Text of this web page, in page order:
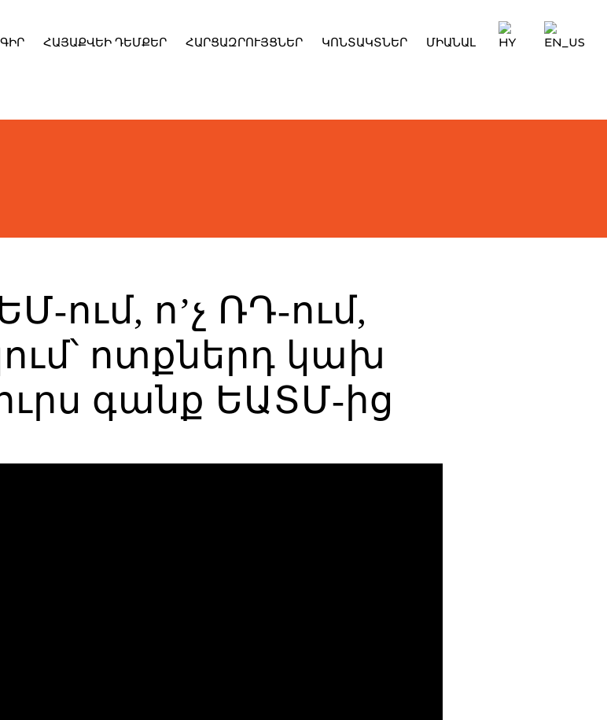
ՀԱՅԱՔՎԵԻ ԴԵՄՔԵՐ ՀԱՐՑԱԶՐՈՒՅՑՆԵՐ ԿՈՆՏԱԿՏՆԵՐ ՄԻԱՆԱԼ
ում, ո’չ ՌԴ-ում,
ոտքներդ կախ
գանք ԵԱՏՄ-ից